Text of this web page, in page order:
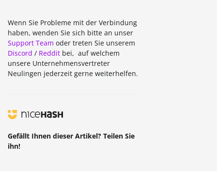
AUTOLYKOS
ETCHASH
VERUSHASH
ALEPHIUM
FISHHASH
Wenn Sie Probleme mit der Verbindung
haben, wenden Sie sich bitte an unser
Support Team oder treten Sie unserem
Discord / Reddit bei, auf welchem
unsere Unternehmensvertreter
Neulingen jederzeit gerne weiterhelfen.
Gefällt Ihnen dieser Artikel? Teilen Sie
ihn!